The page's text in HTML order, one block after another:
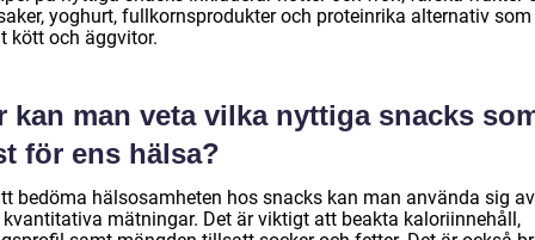
yoghurt, fullkornsprodukter och proteinrika alternativ som
kött och äggvitor.
kan man veta vilka nyttiga snacks
för ens hälsa?
bedöma hälsosamheten hos snacks kan man använda sig av
mätningar. Det är viktigt att beakta kaloriinnehåll,